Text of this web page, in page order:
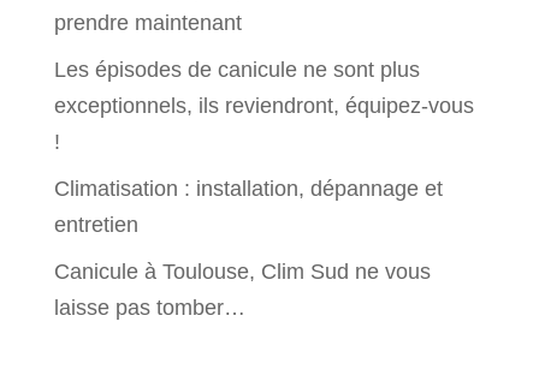
prendre maintenant
Les épisodes de canicule ne sont plus
exceptionnels, ils reviendront, équipez-vous
!
Climatisation : installation, dépannage et
entretien
Canicule à Toulouse, Clim Sud ne vous
laisse pas tomber…